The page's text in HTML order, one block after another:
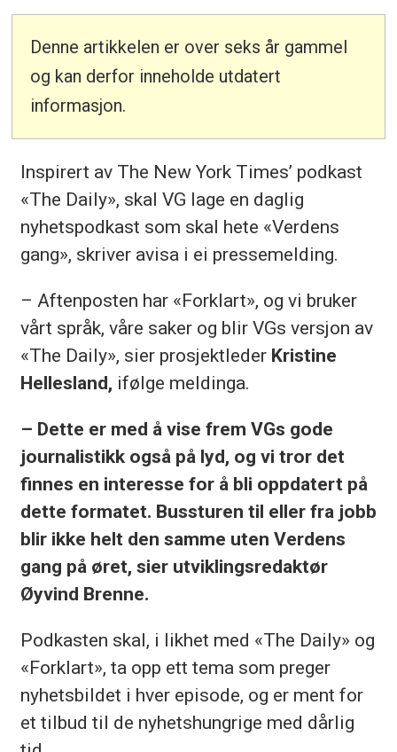
Denne artikkelen er over seks år gammel
og kan derfor inneholde utdatert
informasjon.
Inspirert av The New York Times’ podkast
«The Daily», skal VG lage en daglig
nyhetspodkast som skal hete «Verdens
gang», skriver avisa i ei pressemelding.
– Aftenposten har «Forklart», og vi bruker
vårt språk, våre saker og blir VGs versjon av
«The Daily», sier prosjektleder Kristine
Hellesland, ifølge meldinga.
– Dette er med å vise frem VGs gode
journalistikk også på lyd, og vi tror det
finnes en interesse for å bli oppdatert på
dette formatet. Bussturen til eller fra jobb
blir ikke helt den samme uten Verdens
gang på øret, sier utviklingsredaktør
Øyvind Brenne.
Podkasten skal, i likhet med «The Daily» og
«Forklart», ta opp ett tema som preger
nyhetsbildet i hver episode, og er ment for
et tilbud til de nyhetshungrige med dårlig